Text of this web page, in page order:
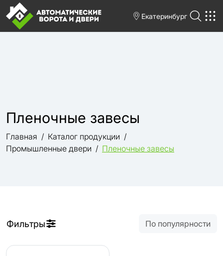
Екатеринбург
Пленочные завесы
Главная
Каталог продукции
Промышленные двери
Пленочные завесы
Фильтры По популярности